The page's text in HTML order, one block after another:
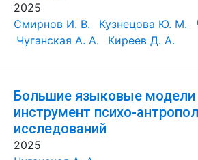
2025
Смирнов И. В.
Кузнецова Ю. М.
Чуганская А. А.
Киреев Д. А.
Большие языковые модели
инструмент психо-
исследований
2025